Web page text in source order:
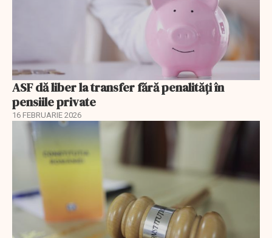
ASF dă liber la transfer fără penalități în
pensiile private
16 FEBRUARIE 2026